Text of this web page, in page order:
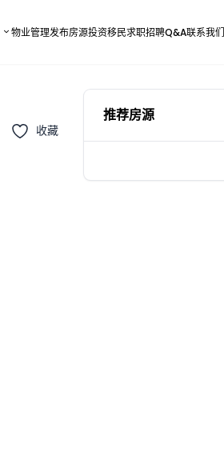
物业管理发布房源投资移民求职招聘Q&A联系我们
收藏
推荐房源